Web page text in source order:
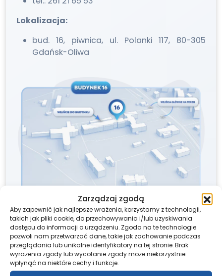
Zarządzaj zgodą
Aby zapewnić jak najlepsze wrażenia, korzystamy z technologii,
takich jak pliki cookie, do przechowywania i/lub uzyskiwania
dostępu do informacji o urządzeniu. Zgoda na te technologie
pozwoli nam przetwarzać dane, takie jak zachowanie podczas
przeglądania lub unikalne identyfikatory na tej stronie. Brak
wyrażenia zgody lub wycofanie zgody może niekorzystnie
wpłynąć na niektóre cechy i funkcje.
Lokalizacja:
bud. 16, piwnica, ul. Polanki 117, 80-305
Gdańsk-Oliwa
Udostępnij ten post